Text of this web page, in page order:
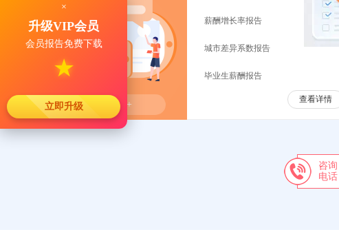
更多 +
薪酬增长率报告
城市差异系数报告
毕业生薪酬报告
查看详情
咨询
电话
×
升级VIP会员
会员报告免费下载
★
立即升级